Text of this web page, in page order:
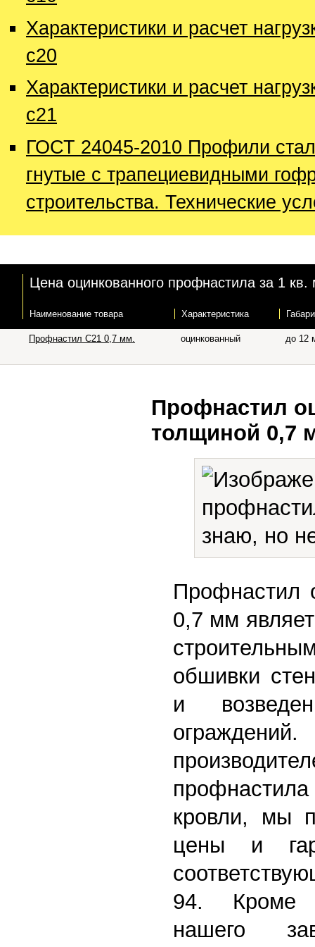
Характеристики и расчет
с20
Характеристики и расчет
с21
ГОСТ 24045-2010 Профили
гнутые с трапециевидными
строительства. Технические
Цена оцинкованного профнастила за 1 кв.
Наименование товара Характеристика
Профнастил С21 0,7 мм. оцинкованный до 12
Профнастил
толщиной 0,7
Профнастил
0,7 мм
обшивки
и
кровли, мы
цены и
94. Кроме
нашего